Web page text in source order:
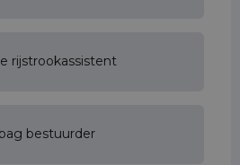
rijstrookassistent
bestuurder